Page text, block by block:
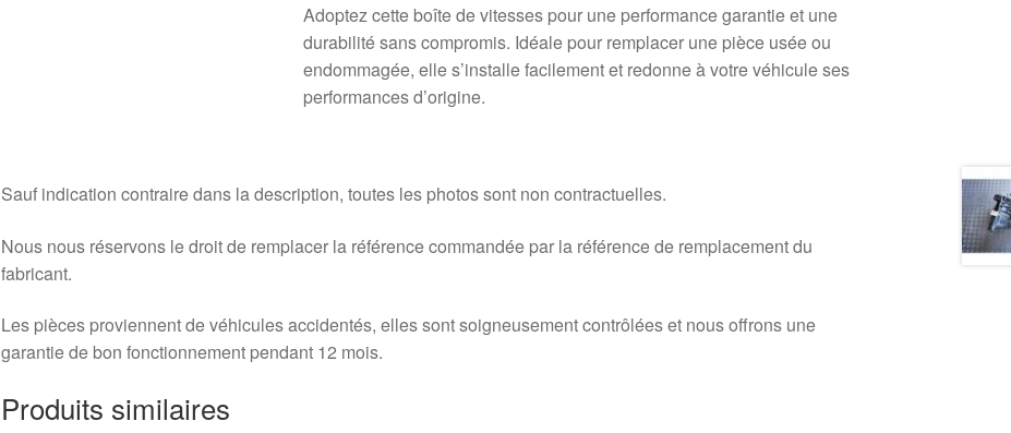
Adoptez cette boîte de vitesses pour une performance garantie et une
durabilité sans compromis. Idéale pour remplacer une pièce usée ou
endommagée, elle s’installe facilement et redonne à votre véhicule ses
performances d’origine.
Sauf indication contraire dans la description, toutes les photos sont non contractuelles.
Nous nous réservons le droit de remplacer la référence commandée par la référence de remplacement du
fabricant.
Les pièces proviennent de véhicules accidentés, elles sont soigneusement contrôlées et nous offrons une
garantie de bon fonctionnement pendant 12 mois.
Produits similaires